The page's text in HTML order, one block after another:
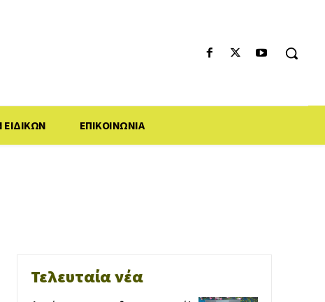
ΕΠΙΚΟΙΝΩΝΙΑ
Τελευταία νέα